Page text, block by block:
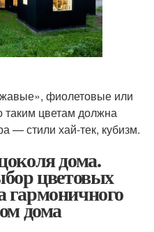
фиолетовые или
цветам должна
— стили хай-тек, кубизм.
дома.
цветовых
дома